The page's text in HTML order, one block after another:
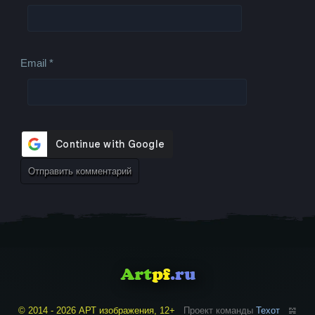
Email*
© 2014 - 2026 АРТ изображения, 12+ Проект команды Техот 𝌴